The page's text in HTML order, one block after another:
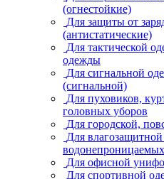
(огнестойкие)
Для защиты от
(антистатические)
Для тактической
одежды
Для сигнальной
(сигнальной)
Для пуховиков,
головных уборов
Для городской,
Для
Для офисной
Для спортивной